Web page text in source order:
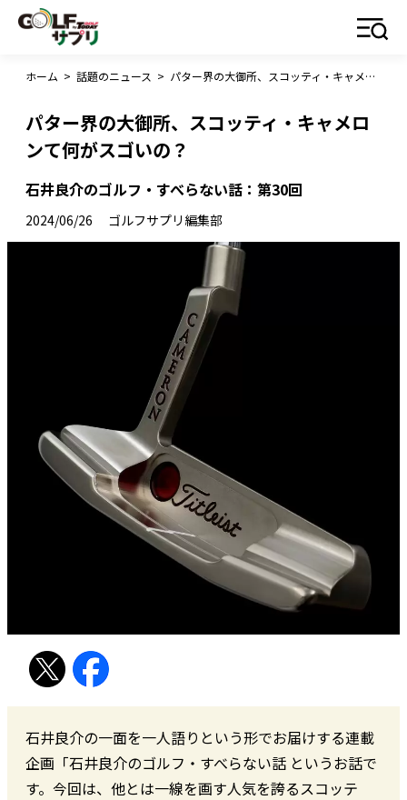
ホーム > 話題のニュース > パター界の大御所、スコッティ・キャメロンて何がスゴいの？
パター界の大御所、スコッティ・キャメロ
ンて何がスゴいの？
石井良介のゴルフ・すべらない話：第30回
2024/06/26 ゴルフサプリ編集部
石井良介の一面を一人語りという形でお届けする連載
企画「石井良介のゴルフ・すべらない話 というお話で
す。今回は、他とは一線を画す人気を誇るスコッテ